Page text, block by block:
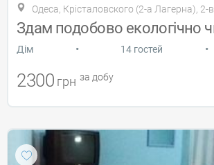
Одеса, Крісталовского (2-а Лагерна), 2-в
Дiм • 14 гостей •
2300 грн за добу